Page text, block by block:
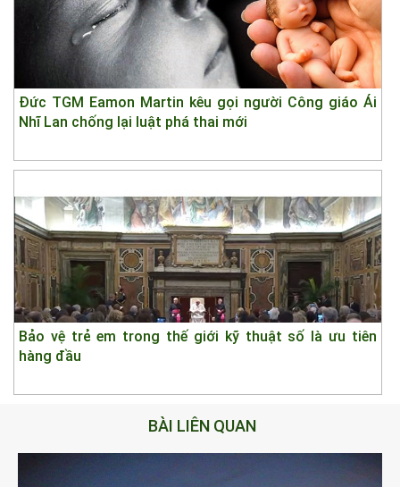
Đức TGM Eamon Martin kêu gọi người Công giáo Ái
Nhĩ Lan chống lại luật phá thai mới
Bảo vệ trẻ em trong thế giới kỹ thuật số là ưu tiên
hàng đầu
BÀI LIÊN QUAN